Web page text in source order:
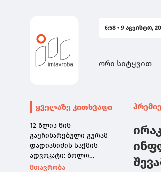
6:58 • 9 აგვისტო,
ორი სიტყვით
ყველაზე კითხვადი
12 წლის წინ
გაუჩინარებული გურამ
დადიანიძის საქმის
ადვოკატი: ბოლო
წამებზე ნამდვილად
მთავრობა